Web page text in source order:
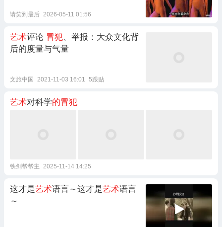
请笑到最后 2026-05-11 01:56
艺术评论 冒犯、举报：大众文化背
后的度量与气量
文旅中国 2021-11-03 16:01 5跟贴
艺术对科学的冒犯
铁剑帮帮主 2025-11-14 14:25
这才是艺术语言～这才是艺术语言
～